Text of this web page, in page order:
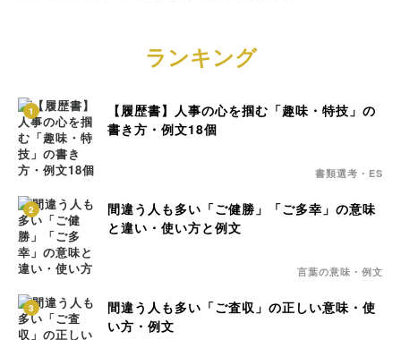
ランキング
1
【履歴書】人事の心を掴む「趣味・特技」の
書き方・例文18個
書類選考・ES
2
間違う人も多い「ご健勝」「ご多幸」の意味
と違い・使い方と例文
言葉の意味・例文
3
間違う人も多い「ご査収」の正しい意味・使
い方・例文